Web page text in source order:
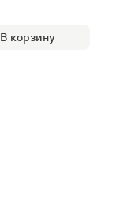
В корзину